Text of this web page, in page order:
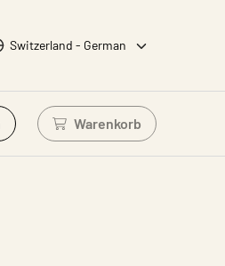
wählen
Switzerland - German
Warenkorb
Einloggen um